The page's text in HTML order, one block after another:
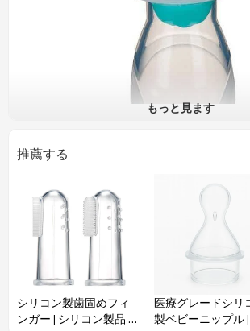
もっと見ます
推薦する
シリコン製歯固めフィ
ンガー | シリコン製品 |
医療グレードシリ
製ベビーニップル |